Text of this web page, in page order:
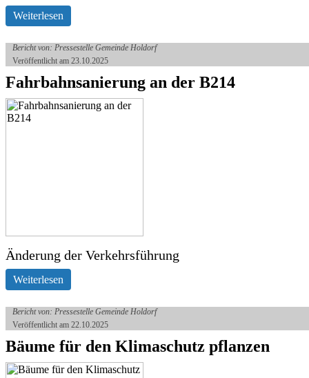
Weiterlesen
Bericht von: Pressestelle Gemeinde Holdorf
Veröffentlicht am 23.10.2025
Fahrbahnsanierung an der B214
Änderung der Verkehrsführung
Weiterlesen
Bericht von: Pressestelle Gemeinde Holdorf
Veröffentlicht am 22.10.2025
Bäume für den Klimaschutz pflanzen